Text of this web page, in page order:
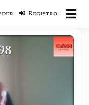
de Odín
transmedia que fusiona
nórdica y
Registro